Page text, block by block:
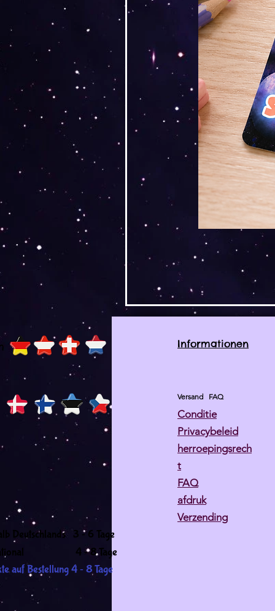
Deutschlands 3 -6 Tage
4 -8 Tage
Informationen
Versand FAQ
Conditie
Privacybeleid
herroepingsrech
t
FAQ
afdruk
Verzending
auf Bestellung 4 - 8 Tage